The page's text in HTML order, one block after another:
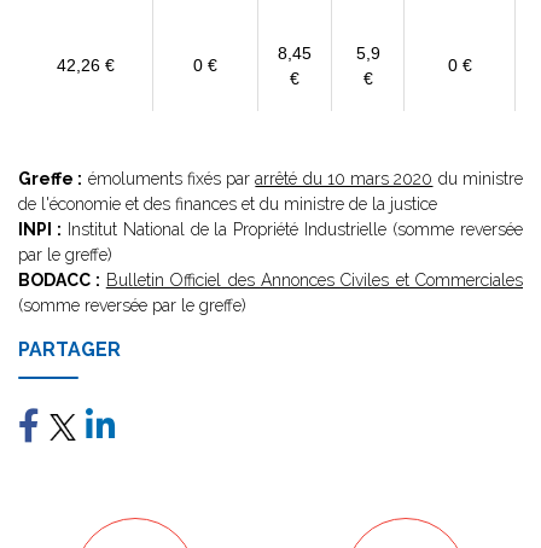
42,26 € 0 €
8,45
€
5,9
€
0 €
Greffe : émoluments fixés pararrêté du 10 mars 2020 du ministre
de l'économie et des finances et du ministre de la justice
INPI : Institut National de la Propriété Industrielle (somme reversée
par le greffe)
BODACC : Bulletin Officiel des Annonces Civiles et Commerciales
(somme reversée par le greffe)
PARTAGER